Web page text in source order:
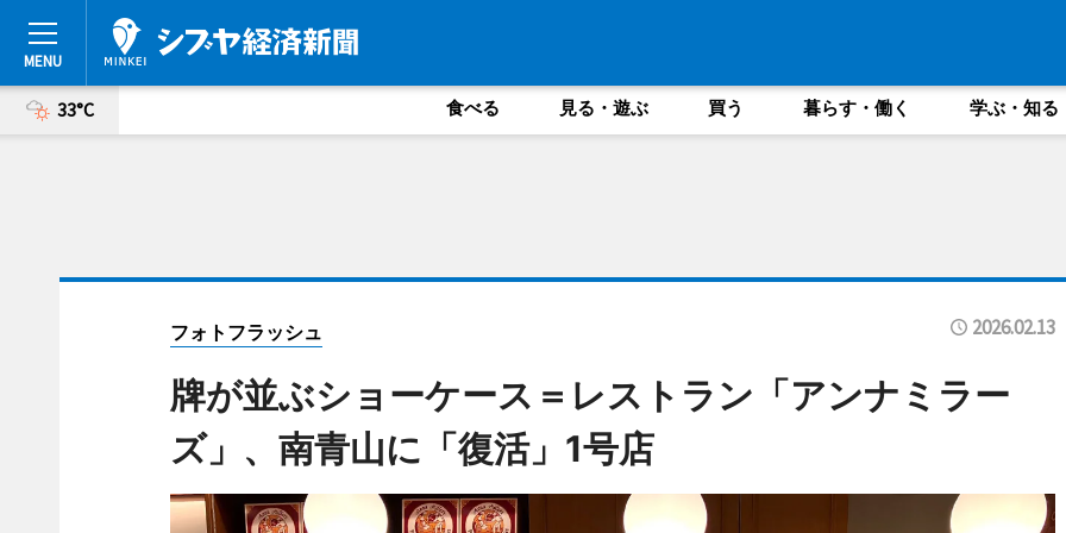
33°C 食べる 見る・遊ぶ 買う 暮らす・働く 学ぶ・知る
フォトフラッシュ 2026.02.13
牌が並ぶショーケース＝レストラン「アンナミラー
ズ」、南青山に「復活」1号店